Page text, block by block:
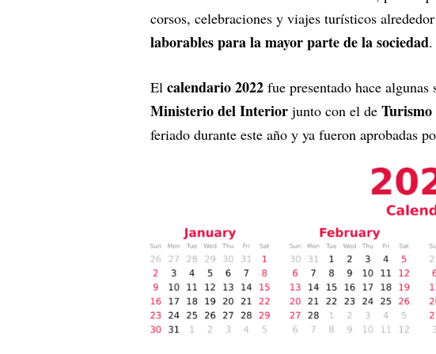
corsos, celebraciones y viajes turísticos
laborables para la mayor parte de la sociedad.
El calendario 2022 fue presentado hace
Ministerio del Interior junto con el de Turismo
feriado durante este año y ya fueron aprobadas